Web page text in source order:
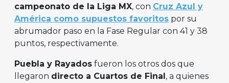
campeonato de la Liga MX, con Cruz Azul y
América como supuestos favoritos por su
abrumador paso en la Fase Regular con 41 y 38
puntos, respectivamente.
Puebla y Rayados fueron los otros dos que
llegaron directo a Cuartos de Final , a quienes